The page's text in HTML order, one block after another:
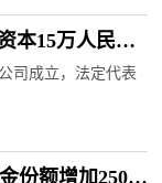
本15万人民币-
司成立，法定代表
份额增加250万